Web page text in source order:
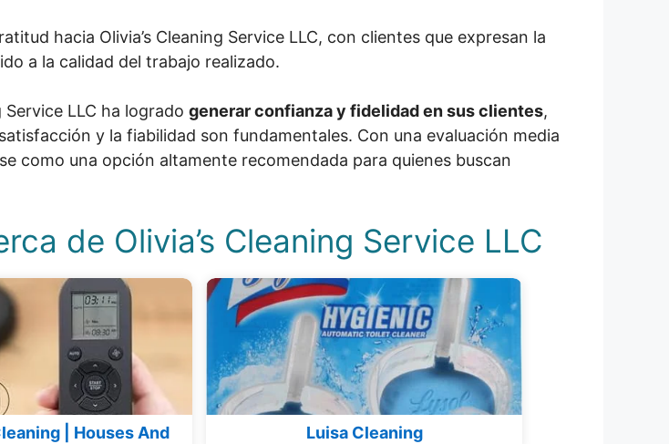
hacia Olivia’s Cleaning Service LLC, con clientes que expresan la
a la calidad del trabajo realizado.
LLC ha logrado generar confianza y fidelidad en sus clientes,
y la fiabilidad son fundamentales. Con una evaluación media
como una opción altamente recomendada para quienes buscan
de Olivia’s Cleaning Service LLC
| Houses And
Luisa Cleaning